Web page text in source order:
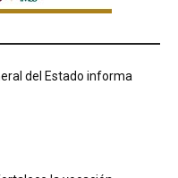
del Estado informa